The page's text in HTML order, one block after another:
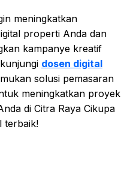
meningkatkan
properti Anda dan
kampanye kreatif
dosen digital
solusi pemasaran
meningkatkan proyek
di Citra Raya Cikupa
terbaik!